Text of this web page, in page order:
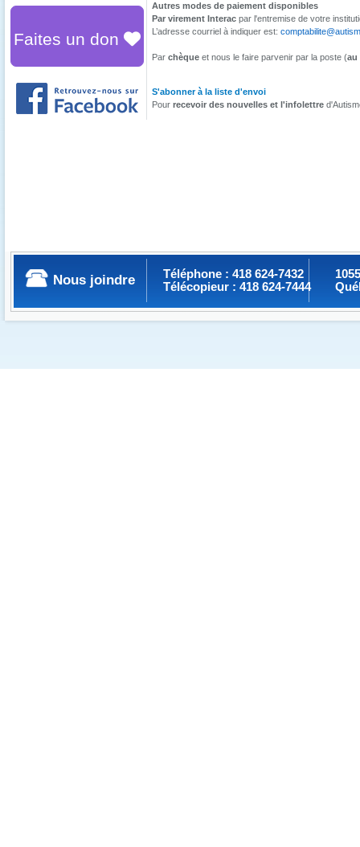
Faites un don
Autres modes de paiement disponibles
Par virement Interac par l'entremise de votre
L’adresse courriel à indiquer est:
Par chèque et nous le faire parvenir par la poste (au
S'abonner à la liste d'envoi
Pour recevoir des nouvelles et l'infolettre
Nous joindre
Téléphone : 418 624-7432
Télécopieur : 418 624-7444